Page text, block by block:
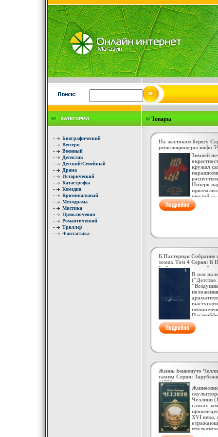
Биографический
Вестерн
Военный
Детектив
Детский/Семейный
Драма
Исторический
Катастрофы
Комедия
Криминальный
Мелодрама
Мистика
Приключения
Романтический
Триллер
Фантастика
Товары
На жестоком берегу
революционеры инфо
Зимней
кружил
Пятеро
шестой —
Это был
прошел
партии
Анатолий
Б Пастернак Собрание
томах Том 4 Серия: Б
Собрание сочинений в
В том
января
года в
писатели,
бывали
АН
Жизнь Бенвенуто
самим Серия:
11750p.
Челлини
самых
XVI века,
Это